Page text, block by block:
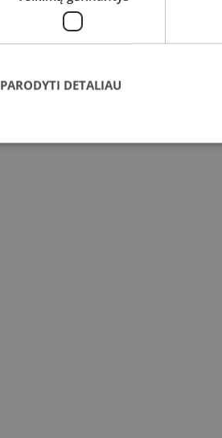
PARODYTI DETALIAU